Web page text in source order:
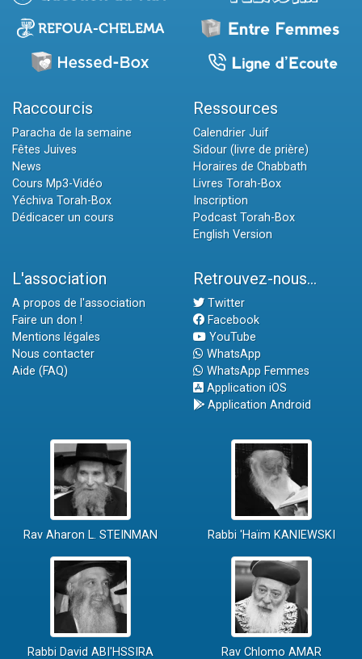
Raccourcis
Paracha de la semaine
Fêtes Juives
News
Cours Mp3-Vidéo
Yéchiva Torah-Box
Dédicacer un cours
Ressources
Calendrier Juif
Sidour (livre de prière)
Horaires de Chabbath
Livres Torah-Box
Inscription
Podcast Torah-Box
English Version
L'association
A propos de l'association
Faire un don !
Mentions légales
Nous contacter
Aide (FAQ)
Retrouvez-nous...
Twitter
Facebook
YouTube
WhatsApp
WhatsApp Femmes
Application iOS
Application Android
Rav Aharon L. STEINMAN Rabbi 'Haïm KANIEWSKI
Rabbi David ABI'HSSIRA Rav Chlomo AMAR